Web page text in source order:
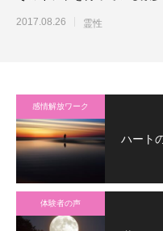
力を使わず過ごすのなら、
2017.08.26 霊性
感情解放ワーク
ハート
体験者の声